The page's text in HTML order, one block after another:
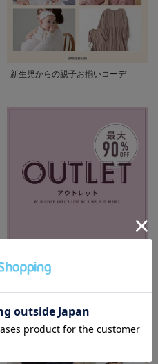
新生児からの親子お揃いコーデ